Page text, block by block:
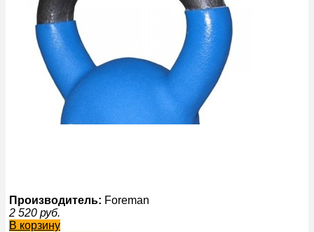
Производитель: Foreman
2 520 руб.
В корзину